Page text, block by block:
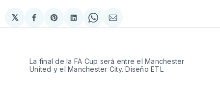
𝕏
Compartir
en
Share
on
Compartir
en
Share
on
Compartir
via
La final de la FA Cup será entre el Manchester
United y el Manchester City. Diseño ETL